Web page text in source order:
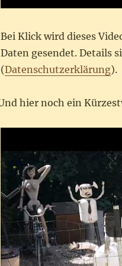
Bei Klick wird dieses
Daten gesendet. Details
(Datenschutzerklärung).
hier noch ein